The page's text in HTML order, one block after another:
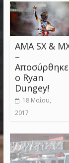
AMA SX &
–
Αποσύρθηκε
ο Ryan
Dungey!
18 Μαΐου,
2017